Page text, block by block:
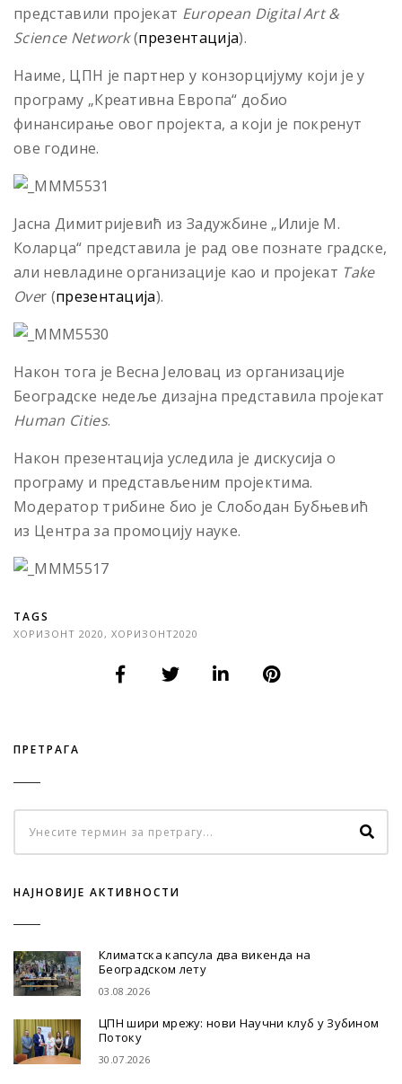
представили пројекат European Digital Art &
Science Network(презентација).
Наиме, ЦПН је партнер у конзорцијуму који је у
програму „Креативна Европа“ добио
финансирање овог пројекта, а који је покренут
ове године.
Јасна Димитријевић из Задужбине „Илије М.
Коларца“ представила је рад ове познате градске,
али невладине организације као и пројекат Take
Over (презентација).
Након тога је Весна Јеловац из организације
Београдске недеље дизајна представила пројекат
Human Cities.
Након презентација уследила је дискусија о
програму и представљеним пројектима.
Модератор трибине био је Слободан Бубњевић
из Центра за промоцију науке.
TAGS
ХОРИЗОНТ 2020 , ХОРИЗОНТ2020
ПРЕТРАГА
НАЈНОВИЈЕ АКТИВНОСТИ
Климатска капсула два викенда на
Београдском лету
03.08.2026
ЦПН шири мрежу: нови Научни клуб у Зубином
Потоку
30.07.2026